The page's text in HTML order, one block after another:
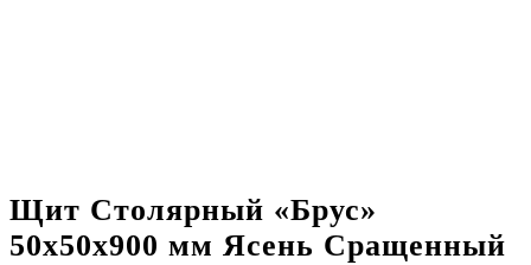
Щит Столярный «Брус»
50х50х900 мм Ясень Сращенный